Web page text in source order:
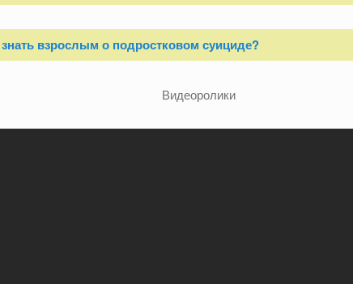
взрослым о подростковом суициде?
Видеоролики